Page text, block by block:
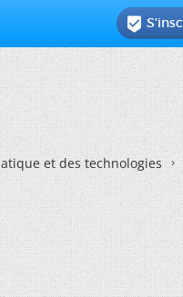

et des technologies